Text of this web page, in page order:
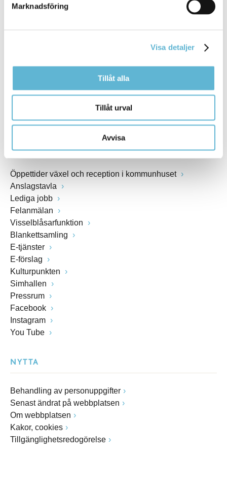
Marknadsföring
Visa detaljer
Tillåt alla
Tillåt urval
Avvisa
Postadress
www.bromolla.se
Växel: 0456-82 20 00
Öppettider växel och reception i kommunhuset
Anslagstavla
Lediga jobb
Felanmälan
Visselblåsarfunktion
Blankettsamling
E-tjänster
E-förslag
Kulturpunkten
Simhallen
Pressrum
Facebook
Instagram
You Tube
NYTTA
Behandling av personuppgifter
Senast ändrat på webbplatsen
Om webbplatsen
Kakor, cookies
Tillgänglighetsredogörelse